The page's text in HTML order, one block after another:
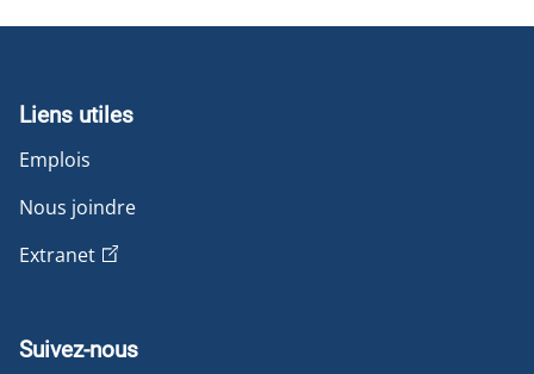
Liens utiles
Emplois
Nous joindre
Extranet
Suivez-nous